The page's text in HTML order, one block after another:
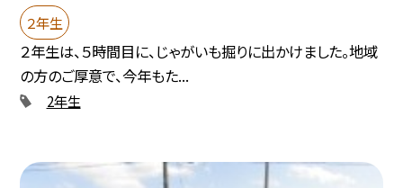
２年生
２年生は、５時間目に、じゃがいも掘りに出かけました。地域
の方のご厚意で、今年もた...
2年生